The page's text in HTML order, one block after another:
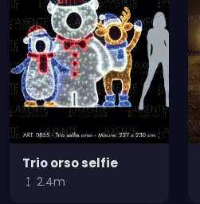
Trio orso selfie
2.4m